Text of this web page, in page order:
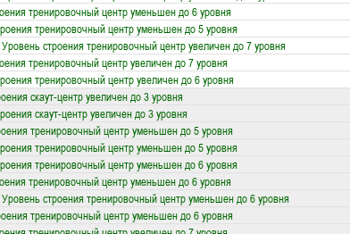
тренировочный центр уменьшен до 6 уровня
тренировочный центр уменьшен до 5 уровня
Уровень строения тренировочный центр увеличен до 7 уровня
тренировочный центр увеличен до 7 уровня
тренировочный центр увеличен до 6 уровня
скаут-центр увеличен до 3 уровня
скаут-центр увеличен до 3 уровня
тренировочный центр уменьшен до 5 уровня
тренировочный центр уменьшен до 5 уровня
тренировочный центр уменьшен до 6 уровня
тренировочный центр уменьшен до 6 уровня
Уровень строения тренировочный центр уменьшен до 6 уровня
тренировочный центр уменьшен до 6 уровня